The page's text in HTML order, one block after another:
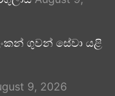
ගුවන් සේවා යළි
9, 2026